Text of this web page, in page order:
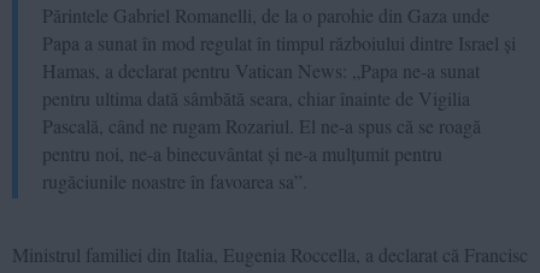
Părintele Gabriel Romanelli, de la o parohie din Gaza unde
Papa a sunat în mod regulat în timpul războiului dintre Israel și
Hamas, a declarat pentru Vatican News: „Papa ne-a sunat
pentru ultima dată sâmbătă seara, chiar înainte de Vigilia
Pascală, când ne rugam Rozariul. El ne-a spus că se roagă
pentru noi, ne-a binecuvântat și ne-a mulțumit pentru
rugăciunile noastre în favoarea sa”.
Ministrul familiei din Italia, Eugenia Roccella, a declarat că Francisc